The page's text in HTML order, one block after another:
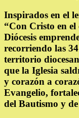
Inspirados en el
“Con Cristo en
Diócesis
recorriendo las
territorio
que la Iglesia
y corazón a
Evangelio,
del Bautismo y